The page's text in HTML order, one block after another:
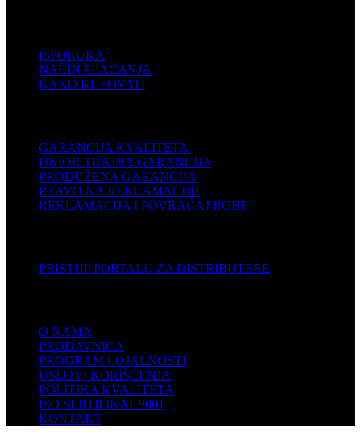
ISPORUKA
NAČIN PLAĆANJA
KAKO KUPOVATI
GARANCIJA KVALITETA
UNIOR TRAJNA GARANCIJA
PRODUŽENA GARANCIJA
PRAVO NA REKLAMACIJU
REKLAMACIJA I POVRAĆAJ ROBE
PRISTUP PORTALU ZA DISTRIBUTERE
O NAMA
PRODAVNICA
PROGRAM LOJALNOSTI
USLOVI KORIŠĆENJA
POLITIKA KVALITETA
ISO SERTIFIKAT 9001
KONTAKT